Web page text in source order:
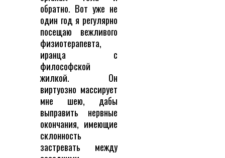
обратно. Вот уже не
один год я регулярно
посещаю вежливого
физиотерапевта,
иранца с
философской
жилкой. Он
виртуозно массирует
мне шею, дабы
выправить нервные
окончания, имеющие
склонность
застревать между